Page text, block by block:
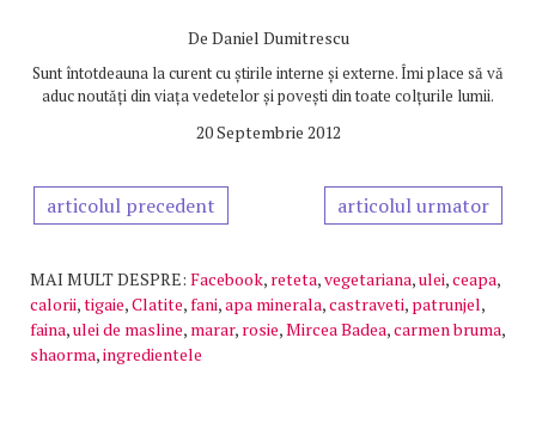
De Daniel Dumitrescu
Sunt întotdeauna la curent cu știrile interne și externe. Îmi place să vă
aduc noutăți din viața vedetelor și povești din toate colțurile lumii.
20 Septembrie 2012
articolul precedent articolul urmator
MAI MULT DESPRE: Facebook, reteta,vegetariana,ulei,ceapa,
calorii,tigaie,Clatite,fani,apa minerala,castraveti, patrunjel,
faina,ulei de masline, marar, rosie,Mircea Badea,carmen bruma,
shaorma,ingredientele